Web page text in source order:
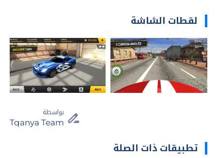
لقطات الشاشة
بواسطة
Tqanya Team
تطبيقات ذات الصلة